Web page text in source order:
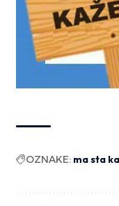
OZNAKE: ma sta